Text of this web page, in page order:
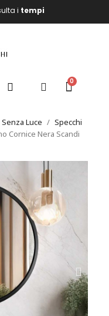
i tempi
Luce
Specchi
Cornice Nera Scandi